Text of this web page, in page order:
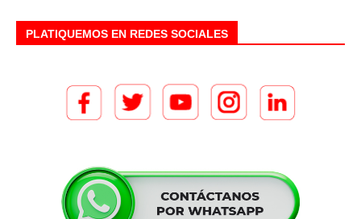
PLATIQUEMOS EN REDES SOCIALES